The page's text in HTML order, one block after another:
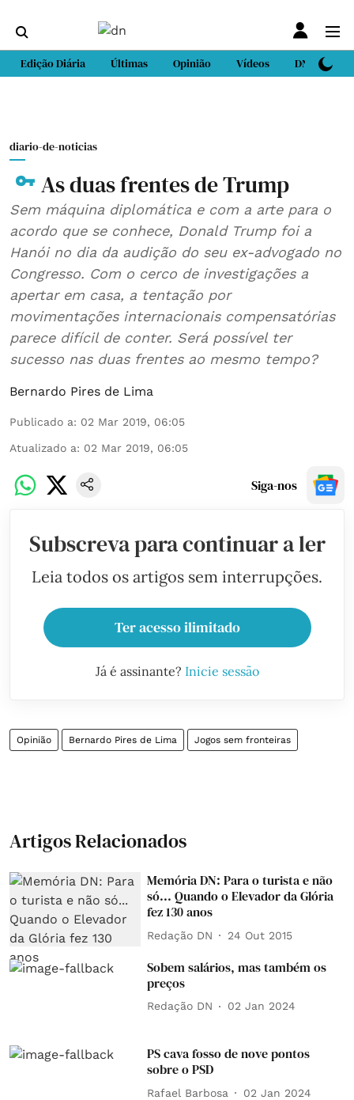
Edição Diária Últimas Opinião Vídeos DN Sport
diario-de-noticias
As duas frentes de Trump
Sem máquina diplomática e com a arte para o
acordo que se conhece, Donald Trump foi a
Hanói no dia da audição do seu ex-advogado no
Congresso. Com o cerco de investigações a
apertar em casa, a tentação por
movimentações internacionais compensatórias
parece difícil de conter. Será possível ter
sucesso nas duas frentes ao mesmo tempo?
Bernardo Pires de Lima
Publicado a: 02 Mar 2019, 06:05
Atualizado a: 02 Mar 2019, 06:05
Siga-nos
Subscreva para continuar a ler
Leia todos os artigos sem interrupções.
Ter acesso ilimitado
Já é assinante? Inicie sessão
Opinião Bernardo Pires de Lima Jogos sem fronteiras
Artigos Relacionados
Memória DN: Para o turista e não
só... Quando o Elevador da Glória
fez 130 anos
Redação DN 24 Out 2015
Sobem salários, mas também os
preços
Redação DN 02 Jan 2024
PS cava fosso de nove pontos
sobre o PSD
Rafael Barbosa 02 Jan 2024